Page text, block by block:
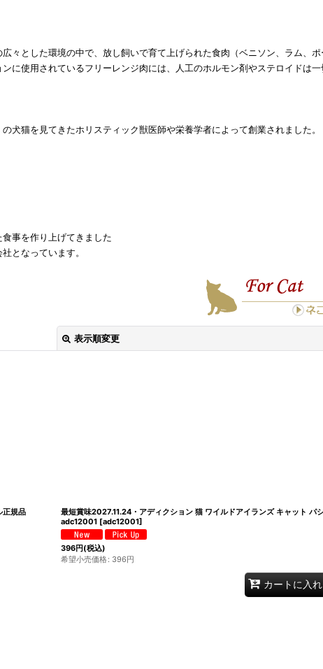
々とした環境の中で、放し飼いで育て上げられた食肉（ベニソン、ラム、
使用されているフリーレンジ肉には、人工のホルモン剤やステロイドは一
猫を見てきたホリスティック獣医師や栄養学者によって創業されました。
事を作り上げてきました
となっています。
表示順変更
正規品
最短賞味2027.11.24・アディクション 猫 ワイルドアイランズ キャット
adc12001 [adc12001]
396円(税込)
希望小売価格: 396円
カートに入